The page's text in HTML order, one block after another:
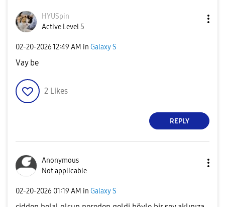
HYUSpin
Active Level 5
‎02-20-202612:49 AM in Galaxy S
Vay be
2 Likes
REPLY
Anonymous
Not applicable
‎02-20-2026 01:19 AM in Galaxy S